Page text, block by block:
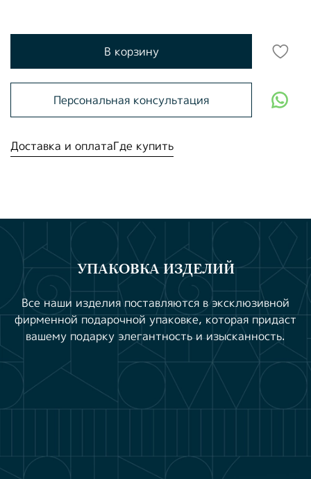
В корзину
Персональная консультация
Доставка и оплатаГде купить
УПАКОВКА ИЗДЕЛИЙ
Все наши изделия поставляются в эксклюзивной
фирменной подарочной упаковке, которая придаст
вашему подарку элегантность и изысканность.